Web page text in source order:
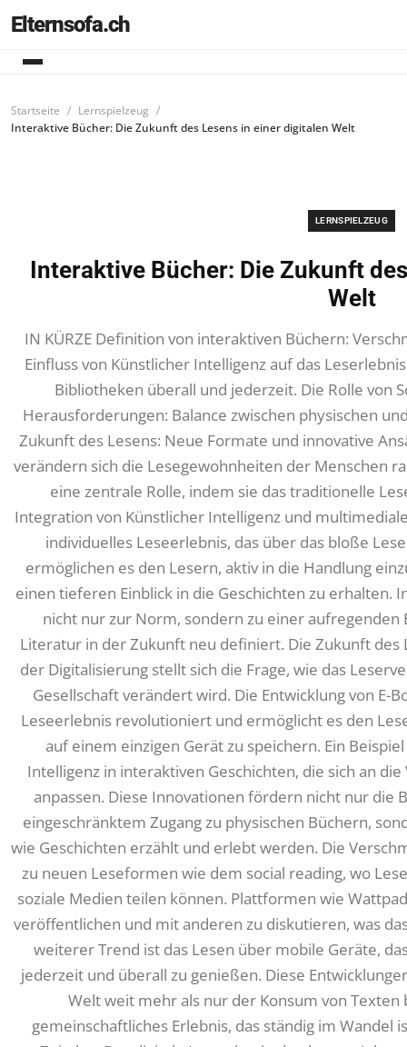
Elternsofa.ch
Startseite
Lernspielzeug
Interaktive Bücher: Die Zukunft des Lesens in einer digitalen Welt
LERNSPIELZEUG
Interaktive Bücher: Die Zukunft
Welt
IN KÜRZE Definition von interaktiven Büchern:
Einfluss von Künstlicher Intelligenz auf das
Bibliotheken überall und jederzeit. Die Rolle von
Herausforderungen: Balance zwischen physischen
Zukunft des Lesens: Neue Formate und innovative
verändern sich die Lesegewohnheiten der Menschen
eine zentrale Rolle, indem sie das traditionelle
Integration von Künstlicher Intelligenz und
individuelles Leseerlebnis, das über das bloße
ermöglichen es den Lesern, aktiv in die Handlung
einen tieferen Einblick in die Geschichten zu erhalten.
nicht nur zur Norm, sondern zu einer aufregenden
Literatur in der Zukunft neu definiert. Die Zukunft
der Digitalisierung stellt sich die Frage, wie das
Gesellschaft verändert wird. Die Entwicklung von E-
Leseerlebnis revolutioniert und ermöglicht es den
auf einem einzigen Gerät zu speichern. Ein
Intelligenz in interaktiven Geschichten, die sich an
anpassen. Diese Innovationen fördern nicht nur die
eingeschränktem Zugang zu physischen Büchern,
wie Geschichten erzählt und erlebt werden. Die
zu neuen Leseformen wie dem social reading, wo
soziale Medien teilen können. Plattformen wie
veröffentlichen und mit anderen zu diskutieren, was
weiterer Trend ist das Lesen über mobile Geräte,
jederzeit und überall zu genießen. Diese
Welt weit mehr als nur der Konsum von
gemeinschaftliches Erlebnis, das ständig im Wandel